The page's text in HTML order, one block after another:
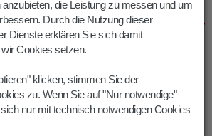
WANDERUNG
1000 m
m
m
die Leistung zu messen und um
Durch die Nutzung dieser
Dienste erklären Sie sich damit
Cookies setzen.
klicken, stimmen Sie der
zu. Wenn Sie auf "Nur notwendige"
nur mit technisch notwendigen Cookies